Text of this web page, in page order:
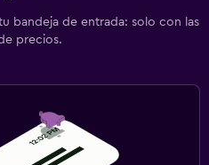
bandeja de entrada: solo con las
precios.